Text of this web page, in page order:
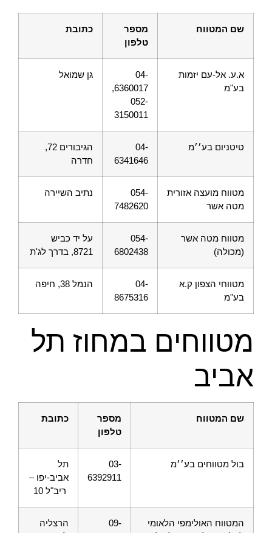
שם המטווח
מספר
טלפון
כתובת
א.ע. אל-עם יזמות
בע"מ
04-
6360017,
052-
3150011
גן שמואל
טיטניום בע׳׳מ
04-
6341646
הגיבורים 72,
חדרה
מטווח מועצה אזורית
מטה אשר
054-
7482620
נתיב השיירה
מטווח מטה אשר
(מכולה)
054-
6802438
על יד כביש
8721, בדרך לג'ת
מטווחי הצפון ק.א
בע"מ
04-
8675316
הנמל 38, חיפה
מטווחים במחוז תל
אביב
שם המטווח
מספר
טלפון
כתובת
בול מטווחים בע׳׳מ
03-
6392911
תל
אביב-יפו –
ריב"ל 10
המטווח האולימפי הלאומי
09-
הרצליה